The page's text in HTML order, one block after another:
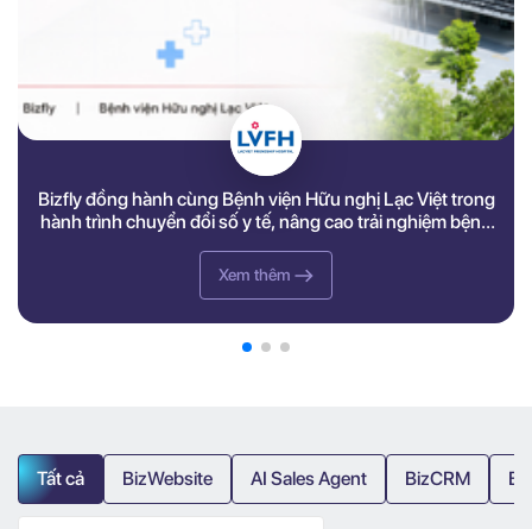
Bizfly đồng hành cùng Bệnh viện Hữu nghị Lạc Việt trong
hành trình chuyển đổi số y tế, nâng cao trải nghiệm bệnh
Xem thêm
Tất cả BizWebsite AI Sales Agent BizCRM